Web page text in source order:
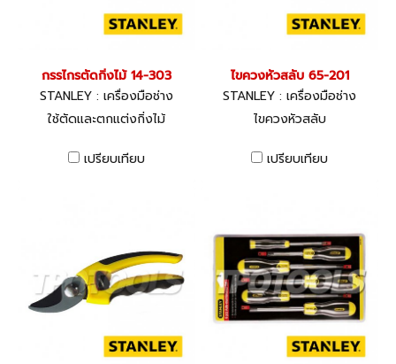
กรรไกรตัดกิ่งไม้ 14-303
STANLEY : เครื่องมือช่าง
ใช้ตัดและตกแต่งกิ่งไม้
เปรียบเทียบ
ไขควงหัวสลับ 65-201
STANLEY : เครื่องมือช่าง
ไขควงหัวสลับ
เปรียบเทียบ